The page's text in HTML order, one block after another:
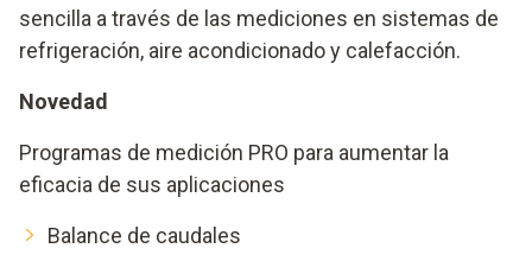
sencilla a través de las mediciones en sistemas de
refrigeración, aire acondicionado y calefacción.
Novedad
Programas de medición PRO para aumentar la
eficacia de sus aplicaciones
Balance de caudales